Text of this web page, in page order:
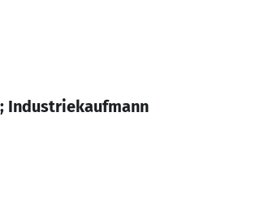
Industriekaufmann